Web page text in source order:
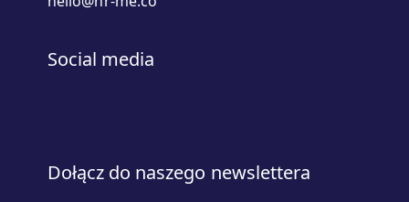
Social media
Dołącz do naszego newslettera